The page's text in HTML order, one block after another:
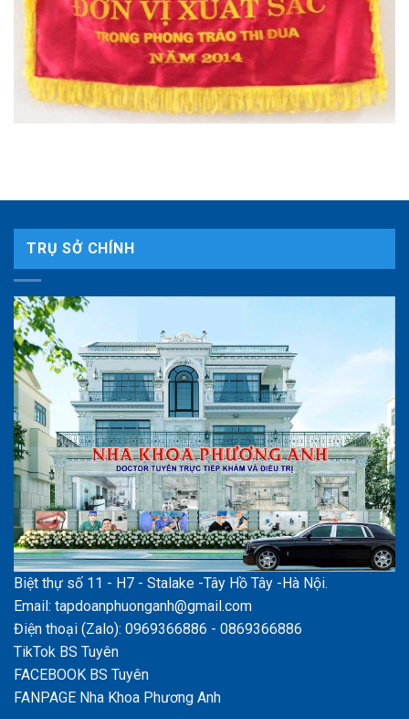
TRỤ SỞ CHÍNH
Biệt thự số 11 - H7 - Stalake -Tây Hồ Tây -Hà Nội.
Email: tapdoanphuonganh@gmail.com
Điện thoại (Zalo): 0969366886 - 0869366886
TikTok BS Tuyên
FACEBOOK BS Tuyên
FANPAGE Nha Khoa Phương Anh